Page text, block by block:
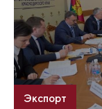
Экспорт